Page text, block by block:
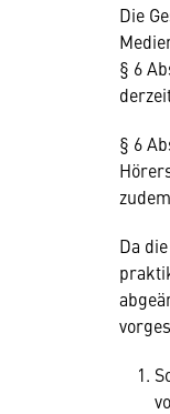
Die
§ 6
§ 6
Da